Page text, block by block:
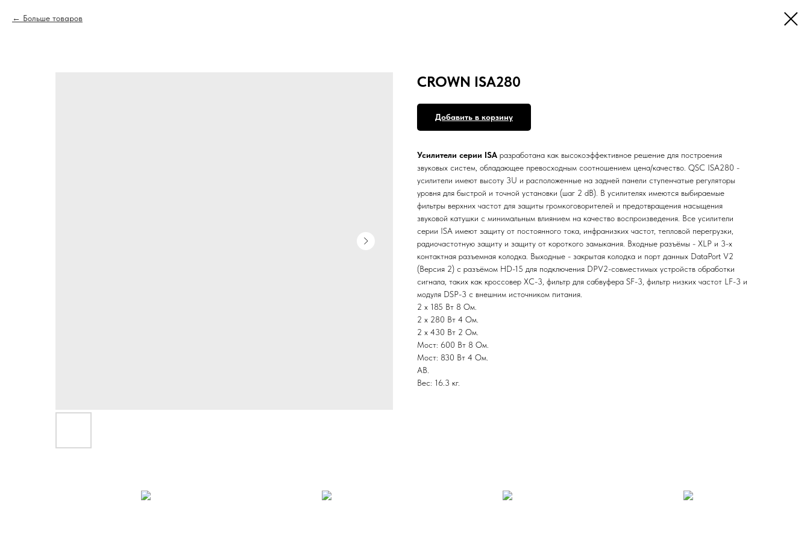
Больше товаров
CROWN ISA280
Добавить в корзину
Усилители серии ISA разработана как высокоэффективное решение для построения
звуковых систем, обладающее превосходным соотношением цена/качество. QSC ISA280 -
усилители имеют высоту 3U и расположенные на задней панели ступенчатые регуляторы
уровня для быстрой и точной установки (шаг 2 dB). В усилителях имеются выбираемые
фильтры верхних частот для защиты громкоговорителей и предотвращения насыщения
звуковой катушки с минимальным влиянием на качество воспроизведения. Все усилители
серии ISA имеют защиту от постоянного тока, инфранизких частот, тепловой перегрузки,
радиочастотную защиту и защиту от короткого замыкания. Входные разъёмы - XLP и 3-х
контактная разъемная колодка. Выходные - закрытая колодка и порт данных DataPort V2
(Версия 2) с разъёмом HD-15 для подключения DPV2-совместимых устройств обработки
сигнала, таких как кроссовер XC-3, фильтр для сабвуфера SF-3, фильтр низких частот LF-3 и
модуля DSP-3 с внешним источником питания.
2 х 185 Вт 8 Ом.
2 х 280 Вт 4 Ом.
2 x 430 Вт 2 Ом.
Мост: 600 Вт 8 Ом.
Мост: 830 Вт 4 Ом.
АВ.
Вес: 16.3 кг.